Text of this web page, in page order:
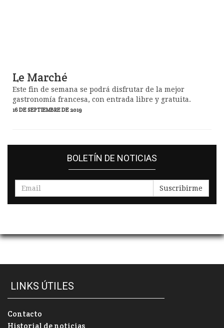
Le Marché
Este fin de semana se podrá disfrutar de la mejor
gastronomía francesa, con entrada libre y gratuita.
16 DE SEPTIEMBRE DE 2019
BOLETÍN DE NOTICIAS
Suscribirme
LINKS ÚTILES
Contacto
Historial de noticias